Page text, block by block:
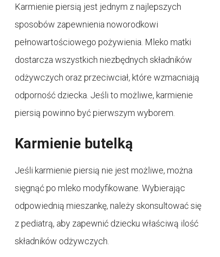
Karmienie piersią jest jednym z najlepszych
sposobów zapewnienia noworodkowi
pełnowartościowego pożywienia. Mleko matki
dostarcza wszystkich niezbędnych składników
odżywczych oraz przeciwciał, które wzmacniają
odporność dziecka. Jeśli to możliwe, karmienie
piersią powinno być pierwszym wyborem.
Karmienie butelką
Jeśli karmienie piersią nie jest możliwe, można
sięgnąć po mleko modyfikowane. Wybierając
odpowiednią mieszankę, należy skonsultować się
z pediatrą, aby zapewnić dziecku właściwą ilość
składników odżywczych.